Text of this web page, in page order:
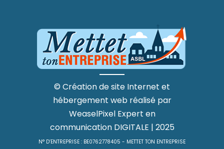
© Création de site Internet et
hébergement webréalisé par
WeaselPixel Expert en
communication DIGITALE | 2025
N° D’ENTREPRISE : BE0762778405 - METTET TON ENTREPRISE